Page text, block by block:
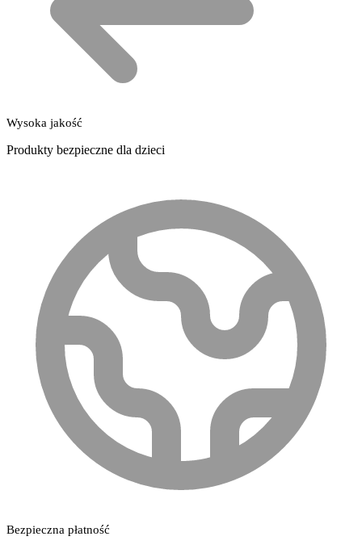
Wysoka jakość
Produkty bezpieczne dla dzieci
Bezpieczna płatność